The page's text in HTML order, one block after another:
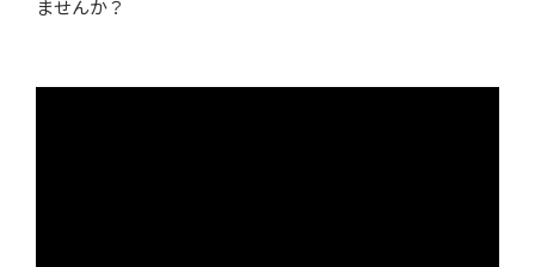
ませんか？